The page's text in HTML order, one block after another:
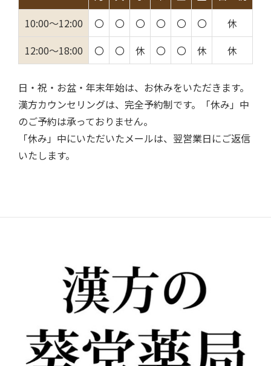
10:00～12:00
〇 〇 〇 〇 〇 〇
休
12:00～18:00
〇 〇 休 〇 〇 休 休
日・祝・お盆・年末年始は、お休みをいただきます。
漢方カウンセリングは、完全予約制です。「休み」中
のご予約は承っておりません。
「休み」中にいただいたメールは、翌営業日にご返信
いたします。